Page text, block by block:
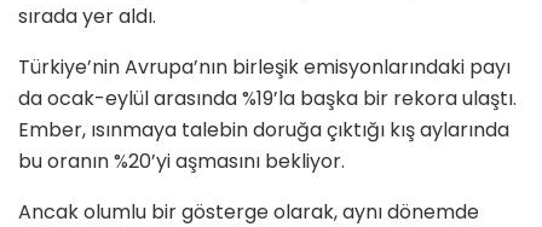
sırada yer aldı.
Türkiye’nin Avrupa’nın birleşik emisyonlarındaki payı
da ocak-eylül arasında %19’la başka bir rekora ulaştı.
Ember, ısınmaya talebin doruğa çıktığı kış aylarında
bu oranın %20’yi aşmasını bekliyor.
Ancak olumlu bir gösterge olarak, aynı dönemde